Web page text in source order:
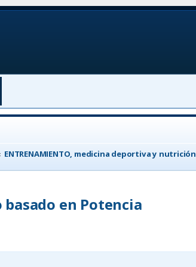
ENTRENAMIENTO, medicina deportiva y nutrición
en Potencia